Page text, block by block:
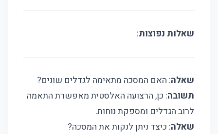
שאלות נפוצות:
שאלה: האם המסכה מתאימה לגדלים שונים?
תשובה: כן, הרצועה האלסטית מאפשרת התאמה
לרוב הגדלים ומספקת נוחות.
שאלה: כיצד ניתן לנקות את המסכה?